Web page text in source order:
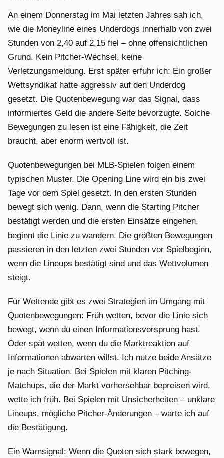
An einem Donnerstag im Mai letzten Jahres sah ich,
wie die Moneyline eines Underdogs innerhalb von zwei
Stunden von 2,40 auf 2,15 fiel – ohne offensichtlichen
Grund. Kein Pitcher-Wechsel, keine
Verletzungsmeldung. Erst später erfuhr ich: Ein großer
Wettsyndikat hatte aggressiv auf den Underdog
gesetzt. Die Quotenbewegung war das Signal, dass
informiertes Geld die andere Seite bevorzugte. Solche
Bewegungen zu lesen ist eine Fähigkeit, die Zeit
braucht, aber enorm wertvoll ist.
Quotenbewegungen bei MLB-Spielen folgen einem
typischen Muster. Die Opening Line wird ein bis zwei
Tage vor dem Spiel gesetzt. In den ersten Stunden
bewegt sich wenig. Dann, wenn die Starting Pitcher
bestätigt werden und die ersten Einsätze eingehen,
beginnt die Linie zu wandern. Die größten Bewegungen
passieren in den letzten zwei Stunden vor Spielbeginn,
wenn die Lineups bestätigt sind und das Wettvolumen
steigt.
Für Wettende gibt es zwei Strategien im Umgang mit
Quotenbewegungen: Früh wetten, bevor die Linie sich
bewegt, wenn du einen Informationsvorsprung hast.
Oder spät wetten, wenn du die Marktreaktion auf
Informationen abwarten willst. Ich nutze beide Ansätze
je nach Situation. Bei Spielen mit klaren Pitching-
Matchups, die der Markt vorhersehbar bepreisen wird,
wette ich früh. Bei Spielen mit Unsicherheiten – unklare
Lineups, mögliche Pitcher-Änderungen – warte ich auf
die Bestätigung.
Ein Warnsignal: Wenn die Quoten sich stark bewegen,